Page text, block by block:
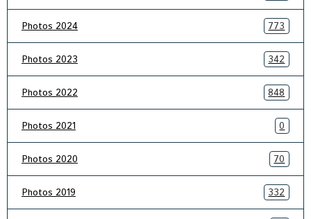
Photos 2024 773
Photos 2023 342
Photos 2022 848
Photos 2021 0
Photos 2020 70
Photos 2019 332